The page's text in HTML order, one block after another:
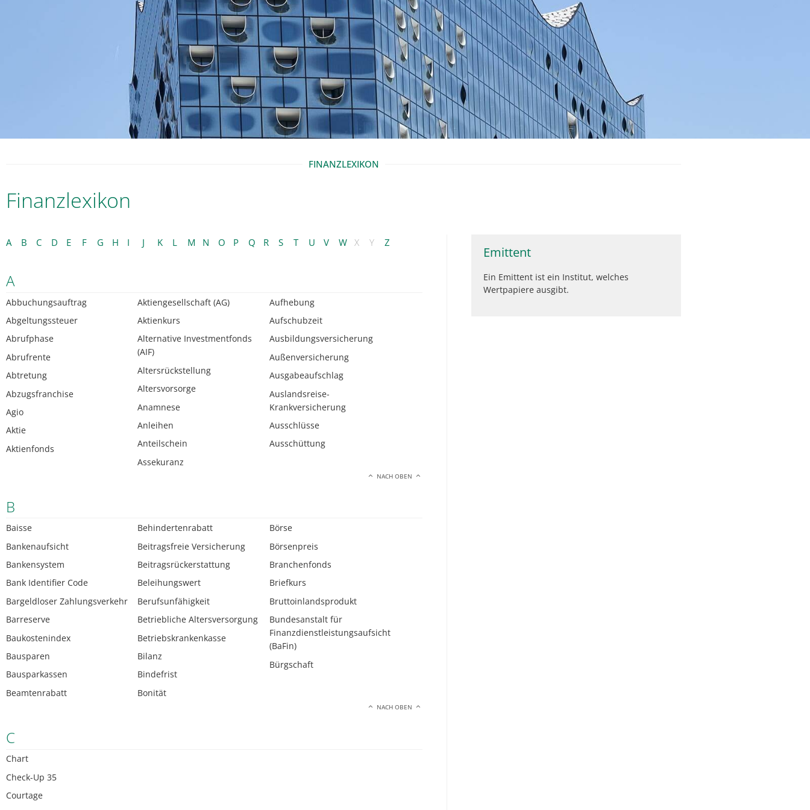
FINANZLEXIKON
Finanzlexikon
A B C D E F G H I J K L M N O P Q R S T U V W X Y Z
A
Abbuchungsauftrag
Abgeltungssteuer
Abrufphase
Abrufrente
Abtretung
Abzugsfranchise
Agio
Aktie
Aktienfonds
Aktiengesellschaft (AG)
Aktienkurs
Alternative Investmentfonds
(AIF)
Altersrückstellung
Altersvorsorge
Anamnese
Anleihen
Anteilschein
Assekuranz
Aufhebung
Aufschubzeit
Ausbildungsversicherung
Außenversicherung
Ausgabeaufschlag
Auslandsreise-
Krankversicherung
Ausschlüsse
Ausschüttung
NACH OBEN
B
Baisse
Bankenaufsicht
Bankensystem
Bank Identifier Code
Bargeldloser Zahlungsverkehr
Barreserve
Baukostenindex
Bausparen
Bausparkassen
Beamtenrabatt
Behindertenrabatt
Beitragsfreie Versicherung
Beitragsrückerstattung
Beleihungswert
Berufsunfähigkeit
Betriebliche Altersversorgung
Betriebskrankenkasse
Bilanz
Bindefrist
Bonität
Börse
Börsenpreis
Branchenfonds
Briefkurs
Bruttoinlandsprodukt
Bundesanstalt für
Finanzdienstleistungsaufsicht
(BaFin)
Bürgschaft
NACH OBEN
C
Chart
Check-Up 35
Courtage
Emittent
Ein Emittent ist ein Institut, welches
Wertpapiere ausgibt.